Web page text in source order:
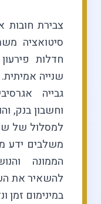
צבירת חובות
סיטואציה
חדלות
שנייה
גבייה
וחשבון בנק,
למסלול של
משלבים ידע
הממונה
להשאיר את
במינימום זמן